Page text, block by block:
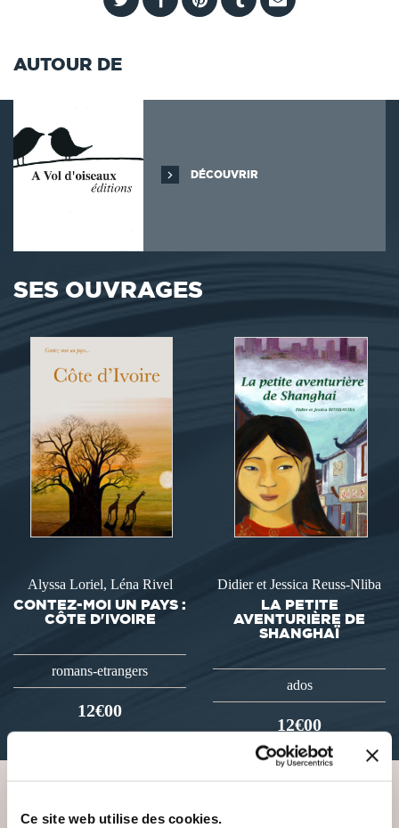
Ce site web utilise des cookies.
AUTOUR DE
DÉCOUVRIR
SES OUVRAGES
Alyssa Loriel, Léna Rivel
CONTEZ-MOI UN PAYS :
CÔTE D'IVOIRE
romans-etrangers
12€00
Didier et Jessica Reuss-Nliba
LA PETITE
AVENTURIÈRE DE
SHANGHAÏ
ados
12€00